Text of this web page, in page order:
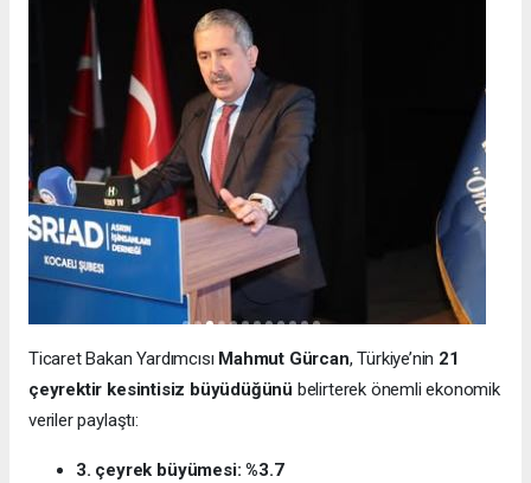
Ticaret Bakan Yardımcısı Mahmut Gürcan, Türkiye’nin 21
çeyrektir kesintisiz büyüdüğünü belirterek önemli ekonomik
veriler paylaştı:
3. çeyrek büyümesi: %3.7